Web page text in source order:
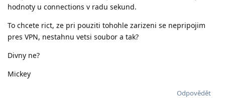
hodnoty u connections v radu sekund.
To chcete rict, ze pri pouziti tohohle zarizeni se nepripojim
pres VPN, nestahnu vetsi soubor a tak?
Divny ne?
Mickey
Odpovědět